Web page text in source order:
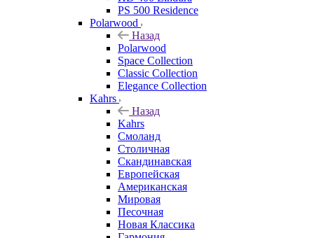
PS 500 Residence
Polarwood
Назад
Polarwood
Space Collection
Classic Collection
Elegance Collection
Kahrs
Назад
Kahrs
Смоланд
Столичная
Скандинавская
Европейская
Американская
Мировая
Песочная
Новая Классика